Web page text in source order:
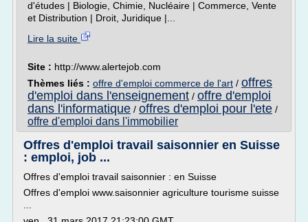
d'études | Biologie, Chimie, Nucléaire | Commerce, Vente
et Distribution | Droit, Juridique |...
Lire la suite
Site : http://www.alertejob.com
Thèmes liés : offre d'emploi commerce de l'art / offres
d'emploi dans l'enseignement / offre d'emploi
dans l'informatique / offres d'emploi pour l'ete /
offre d'emploi dans l'immobilier
Offres d'emploi travail saisonnier en Suisse
: emploi, job ...
Offres d'emploi travail saisonnier : en Suisse
Offres d'emploi www.saisonnier agriculture tourisme suisse